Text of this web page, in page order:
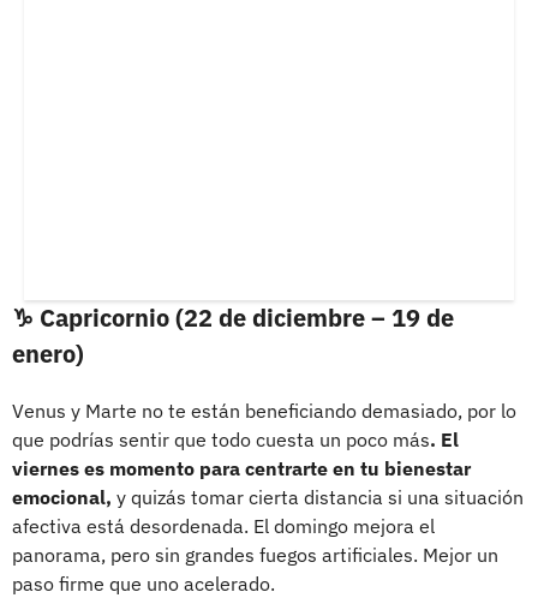
♑ Capricornio (22 de diciembre – 19 de
enero)
Venus y Marte no te están beneficiando demasiado, por lo
que podrías sentir que todo cuesta un poco más. El
viernes es momento para centrarte en tu bienestar
emocional, y quizás tomar cierta distancia si una situación
afectiva está desordenada. El domingo mejora el
panorama, pero sin grandes fuegos artificiales. Mejor un
paso firme que uno acelerado.